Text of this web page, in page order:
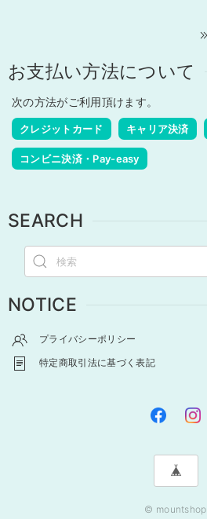
お支払い方法について
次の方法がご利用頂けます。
クレジットカード キャリア決済
コンビニ決済・Pay-easy
SEARCH
NOTICE
プライバシーポリシー
特定商取引法に基づく表記
© mountshop